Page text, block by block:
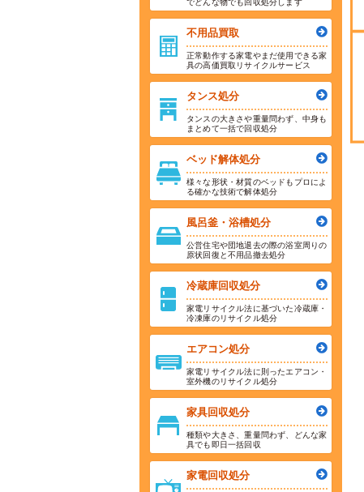
不用品買取
正常動作する家電やまだ使用できる家
具の高価買取リサイクルサービス
タンス処分
タンスの大きさや重量問わず、中身も
まとめて一括で回収処分
ベッド解体処分
様々な形状・材質のベッドもプロによ
る確かな技術で解体処分
風呂釜・浴槽処分
公営住宅や団地退去の際の浴室周りの
原状回復と不用品撤去処分
冷蔵庫回収処分
家電リサイクル法に基づいた冷蔵庫・
冷凍庫のリサイクル処分
エアコン処分
家電リサイクル法に則ったエアコン・
室外機のリサイクル処分
家具回収処分
種類や大きさ、重量問わず、どんな家
具でも即日一括回収
家電回収処分